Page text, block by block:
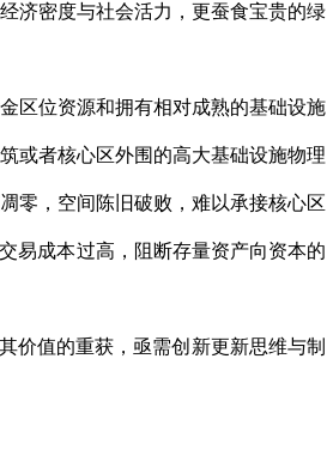
济密度与社会活力，更蚕食宝贵的绿
区位资源和拥有相对成熟的基础设施
或者核心区外围的高大基础设施物理
零，空间陈旧破败，难以承接核心区
易成本过高，阻断存量资产向资本的
价值的重获，亟需创新更新思维与制